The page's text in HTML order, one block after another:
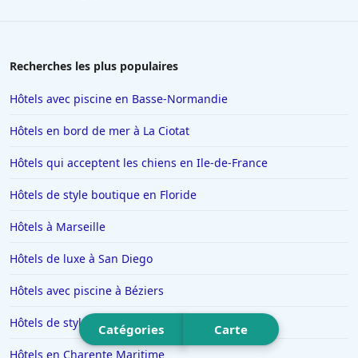
Hôtels à Las Vegas
Hôtels à Pont-lʼEveque
Hôtels à Crézilles
Hôtels à Cassis
Hôtels à Bandol
Hôtels à Fuerteventura
Catégories Carte
Recherches les plus populaires
Hôtels avec piscine en Basse-Normandie
Hôtels en bord de mer à La Ciotat
Hôtels qui acceptent les chiens en Ile-de-France
Hôtels de style boutique en Floride
Hôtels à Marseille
Hôtels de luxe à San Diego
Hôtels avec piscine à Béziers
Hôtels de style boutique en Asie
Hôtels en Charente Maritime